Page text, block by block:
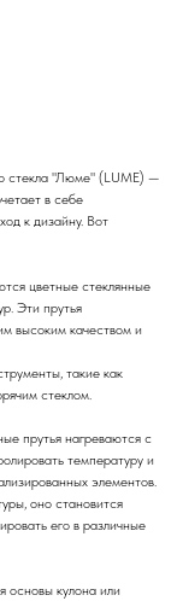
стекла "Люме" (LUME) —
в себе
к дизайну. Вот
цветные стеклянные
Эти прутья
высоким качеством и
такие как
стеклом.
прутья нагреваются с
температуру и
элементов.
оно становится
его в различные
основы кулона или